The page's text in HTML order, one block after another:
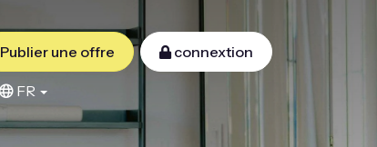
Publier une offre connextion
FR